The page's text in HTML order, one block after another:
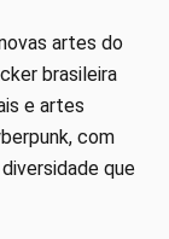
artes do
brasileira
e artes
com
que